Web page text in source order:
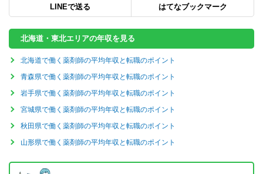
LINEで送る はてなブックマーク
北海道・東北エリアの年収を見る
北海道で働く薬剤師の平均年収と転職のポイント
青森県で働く薬剤師の平均年収と転職のポイント
岩手県で働く薬剤師の平均年収と転職のポイント
宮城県で働く薬剤師の平均年収と転職のポイント
秋田県で働く薬剤師の平均年収と転職のポイント
山形県で働く薬剤師の平均年収と転職のポイント